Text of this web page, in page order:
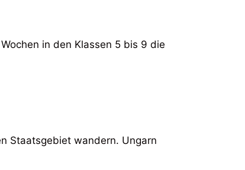
in den Klassen 5 bis 9 die
Staatsgebiet wandern. Ungarn